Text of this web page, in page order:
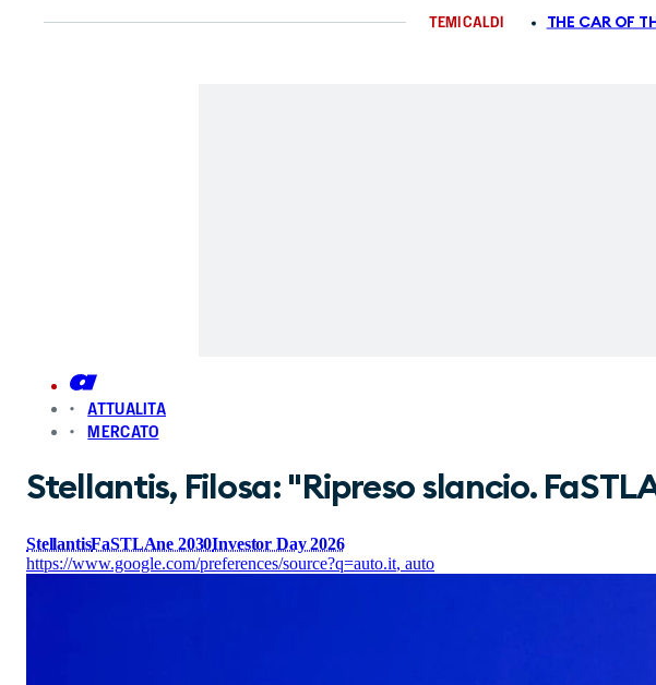
TEMI CALDI THE CAR OF
ATTUALITA
MERCATO
Stellantis, Filosa: "Ripreso slancio.
StellantisFaSTLAne 2030Investor Day 2026
https://www.google.com/preferences/source?q=auto.it, auto